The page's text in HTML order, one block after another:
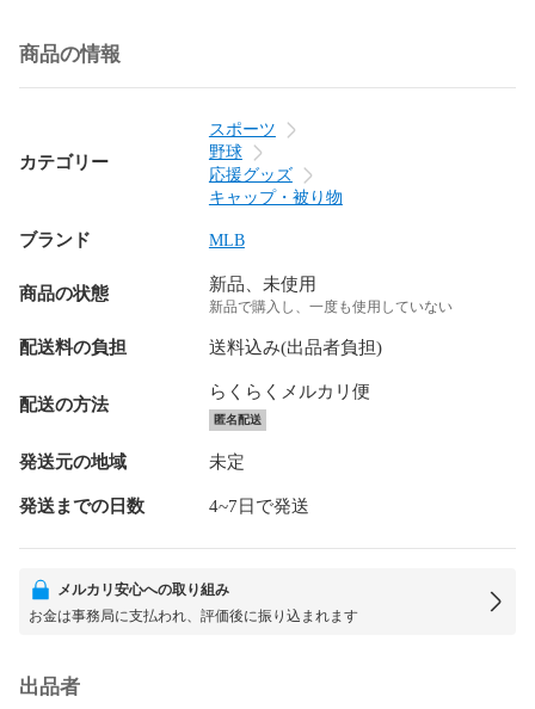
商品の情報
カテゴリー
スポーツ
野球
応援グッズ
キャップ・被り物
ブランド MLB
商品の状態 新品、未使用
新品で購入し、一度も使用していない
配送料の負担 送料込み(出品者負担)
配送の方法
らくらくメルカリ便
匿名配送
発送元の地域 未定
発送までの日数 4~7日で発送
メルカリ安心への取り組み
お金は事務局に支払われ、評価後に振り込まれます
出品者